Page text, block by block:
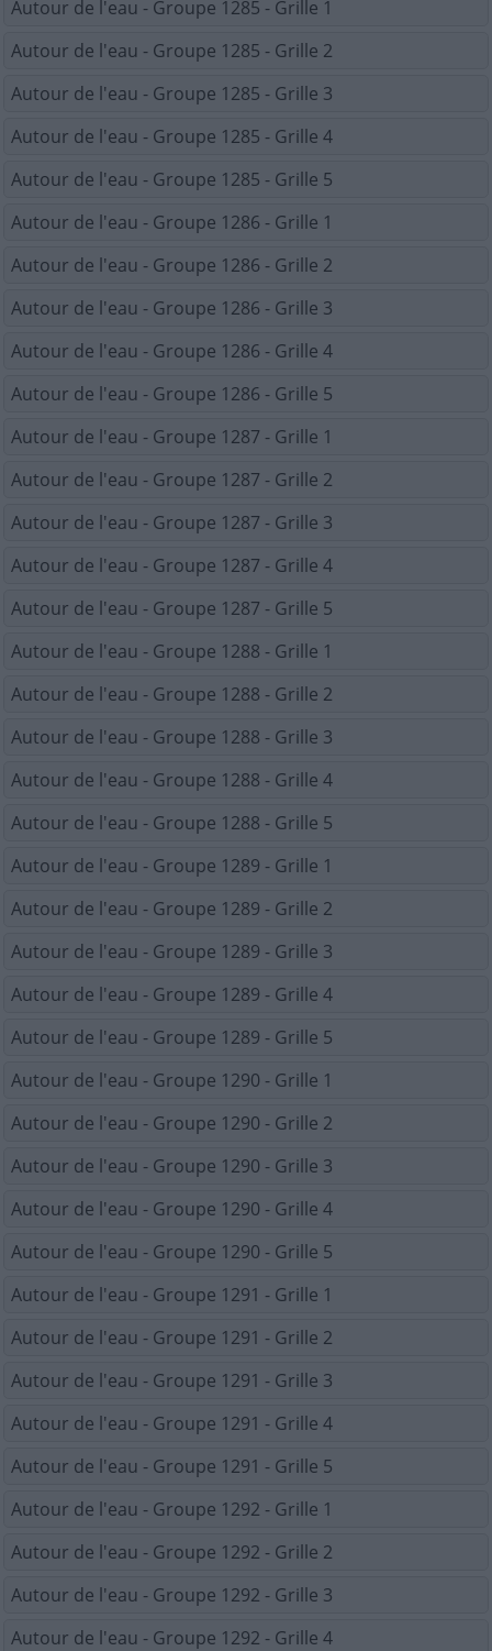
Autour de l'eau - Groupe 1285 - Grille 1
Autour de l'eau - Groupe 1285 - Grille 2
Autour de l'eau - Groupe 1285 - Grille 3
Autour de l'eau - Groupe 1285 - Grille 4
Autour de l'eau - Groupe 1285 - Grille 5
Autour de l'eau - Groupe 1286 - Grille 1
Autour de l'eau - Groupe 1286 - Grille 2
Autour de l'eau - Groupe 1286 - Grille 3
Autour de l'eau - Groupe 1286 - Grille 4
Autour de l'eau - Groupe 1286 - Grille 5
Autour de l'eau - Groupe 1287 - Grille 1
Autour de l'eau - Groupe 1287 - Grille 2
Autour de l'eau - Groupe 1287 - Grille 3
Autour de l'eau - Groupe 1287 - Grille 4
Autour de l'eau - Groupe 1287 - Grille 5
Autour de l'eau - Groupe 1288 - Grille 1
Autour de l'eau - Groupe 1288 - Grille 2
Autour de l'eau - Groupe 1288 - Grille 3
Autour de l'eau - Groupe 1288 - Grille 4
Autour de l'eau - Groupe 1288 - Grille 5
Autour de l'eau - Groupe 1289 - Grille 1
Autour de l'eau - Groupe 1289 - Grille 2
Autour de l'eau - Groupe 1289 - Grille 3
Autour de l'eau - Groupe 1289 - Grille 4
Autour de l'eau - Groupe 1289 - Grille 5
Autour de l'eau - Groupe 1290 - Grille 1
Autour de l'eau - Groupe 1290 - Grille 2
Autour de l'eau - Groupe 1290 - Grille 3
Autour de l'eau - Groupe 1290 - Grille 4
Autour de l'eau - Groupe 1290 - Grille 5
Autour de l'eau - Groupe 1291 - Grille 1
Autour de l'eau - Groupe 1291 - Grille 2
Autour de l'eau - Groupe 1291 - Grille 3
Autour de l'eau - Groupe 1291 - Grille 4
Autour de l'eau - Groupe 1291 - Grille 5
Autour de l'eau - Groupe 1292 - Grille 1
Autour de l'eau - Groupe 1292 - Grille 2
Autour de l'eau - Groupe 1292 - Grille 3
Autour de l'eau - Groupe 1292 - Grille 4